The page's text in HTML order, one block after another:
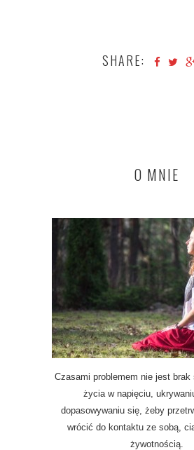
SHARE:
O MNIE
Czasami problemem nie jest
życia w napięciu,
dopasowywaniu się, żeby
wrócić do kontaktu ze sobą,
żywotnością.